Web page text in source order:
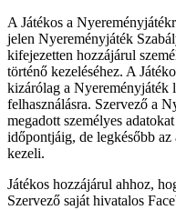
A Játékos a
jelen Nyereményjáték
kifejezetten hozzájárul
történő kezeléséhez. A
kizárólag a Nyereményjáték
felhasználásra. Szervező a
megadott személyes
időpontjáig, de legkésőbb
kezeli.
Játékos hozzájárul ahhoz,
Szervező saját hivatalos